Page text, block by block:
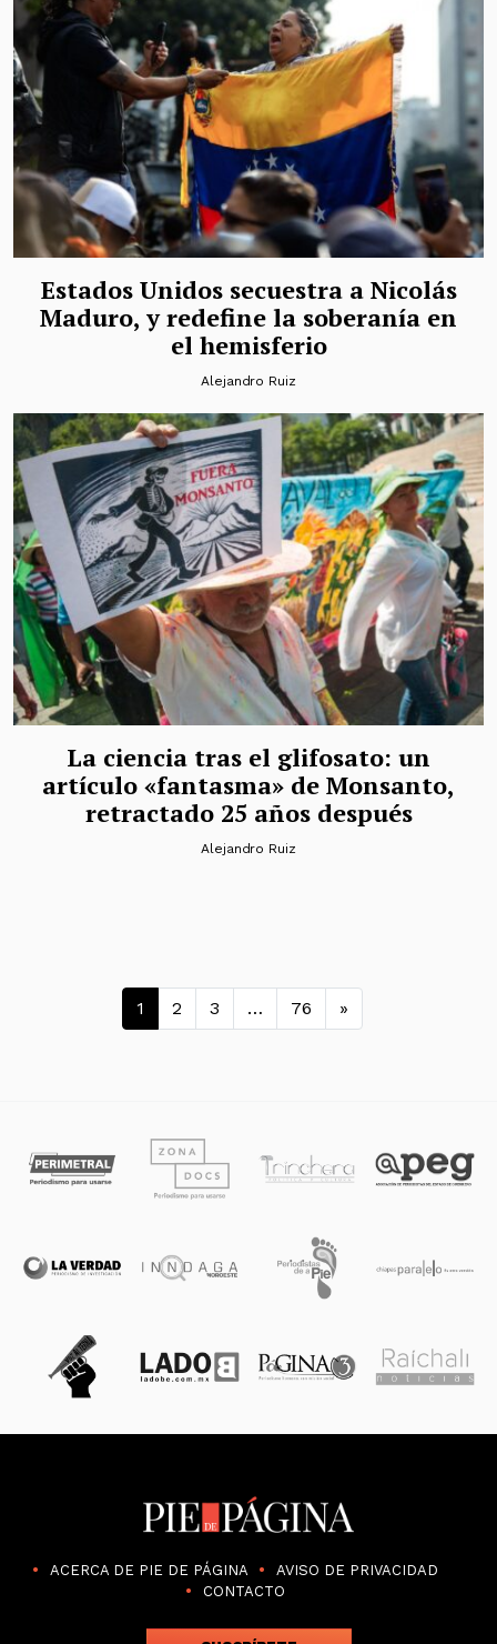
Estados Unidos secuestra a Nicolás
Maduro, y redefine la soberanía en
el hemisferio
Alejandro Ruiz
La ciencia tras el glifosato: un
artículo «fantasma» de Monsanto,
retractado 25 años después
Alejandro Ruiz
Navegación de entradas
1 2 3 … 76 »
ACERCA DE PIE DE PÁGINA
AVISO DE PRIVACIDAD
CONTACTO